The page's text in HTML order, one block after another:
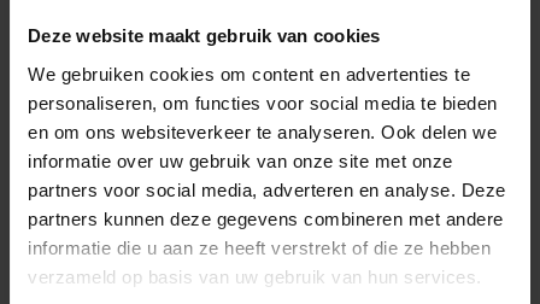
Deze website maakt gebruik van cookies
We gebruiken cookies om content en advertenties te
personaliseren, om functies voor social media te bieden
en om ons websiteverkeer te analyseren. Ook delen we
informatie over uw gebruik van onze site met onze
partners voor social media, adverteren en analyse. Deze
partners kunnen deze gegevens combineren met andere
informatie die u aan ze heeft verstrekt of die ze hebben
verzameld op basis van uw gebruik van hun services.
WOONSTIJL
WoonStijl Eetkamertafel 180
ceramic travertinlook
Op voorraad
399,00
Benoa Eettafel Mango Deens